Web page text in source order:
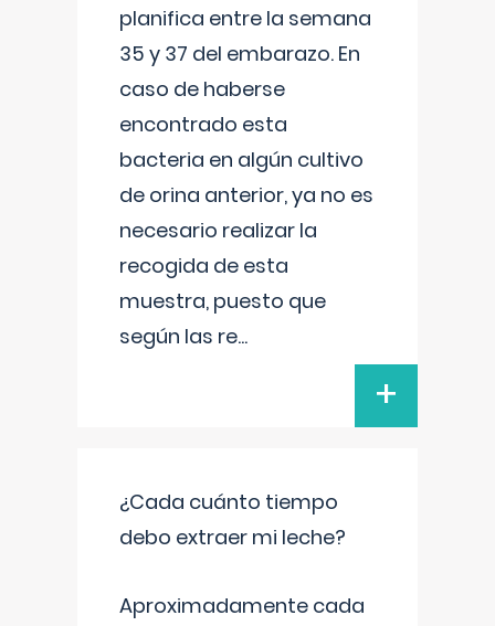
planifica entre la semana
35 y 37 del embarazo. En
caso de haberse
encontrado esta
bacteria en algún cultivo
de orina anterior, ya no es
necesario realizar la
recogida de esta
muestra, puesto que
según las re...
+
¿Cada cuánto tiempo
debo extraer mi leche?
Aproximadamente cada